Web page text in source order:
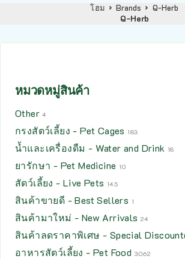
โฮม Brands Q-Herb
Q-Herb
หมวดหมู่สินค้า
Other 4
กรงสัตว์เลี้ยง - Pet Cages 183
น้ำและเครื่องดืม - Water and Drink 18
ยารักษา - Pet Medicine 10
สัตว์เลี้ยง - Live Pets 145
สินค้าขายดี - Best Sellers 1
สินค้ามาใหม่ - New Arrivals 24
สินค้าลดราคาพิเศษ - Special
อาหารสัตว์เลี้ยง - Pet Food 3062